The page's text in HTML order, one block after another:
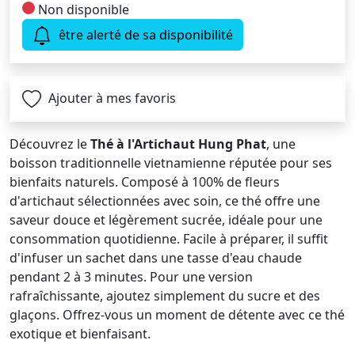
Non disponible
être alerté de sa disponibilité
Ajouter à mes favoris
Découvrez leThé à l'Artichaut Hung Phat, une
boisson traditionnelle vietnamienne réputée pour ses
bienfaits naturels. Composé à 100% de fleurs
d'artichaut sélectionnées avec soin, ce thé offre une
saveur douce et légèrement sucrée, idéale pour une
consommation quotidienne. Facile à préparer, il suffit
d'infuser un sachet dans une tasse d'eau chaude
pendant 2 à 3 minutes. Pour une version
rafraîchissante, ajoutez simplement du sucre et des
glaçons. Offrez-vous un moment de détente avec ce thé
exotique et bienfaisant.